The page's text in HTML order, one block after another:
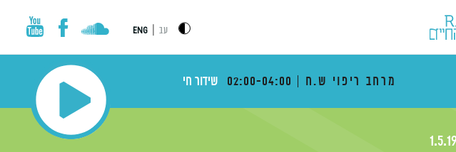
עב ENG
מרחב ריפוי ש.ח 02:00-04:00 שידור חי